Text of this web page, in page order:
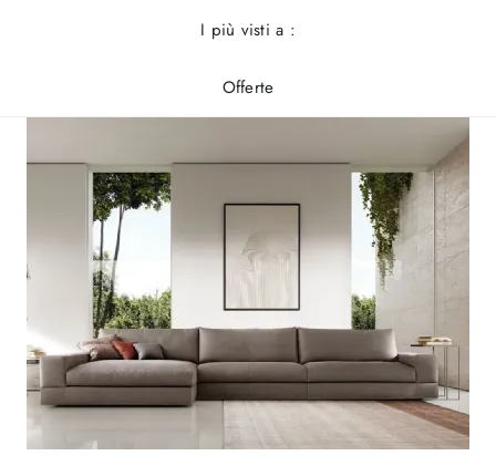
I più visti a :
Offerte